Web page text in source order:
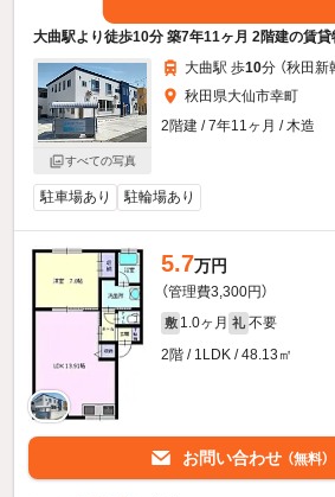
大曲駅より徒歩10分 築7年11ヶ月 2階建の賃貸
すべての写真
大曲駅 歩10分 （秋田新
秋田県大仙市幸町
2階建 / 7年11ヶ月 / 木造
駐車場あり 駐輪場あり
5.7万円
（管理費3,300円）
敷 1.0ヶ月 礼 不要
2階 / 1LDK / 48.13㎡
お問い合わせ （無料）